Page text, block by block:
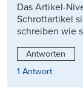
Das Artikel-
Schrottartikel
schreiben wie
Antworten
1 Antwort